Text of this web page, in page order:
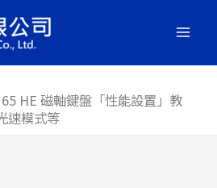
HE 磁軸鍵盤「性能設置」教
速模式等